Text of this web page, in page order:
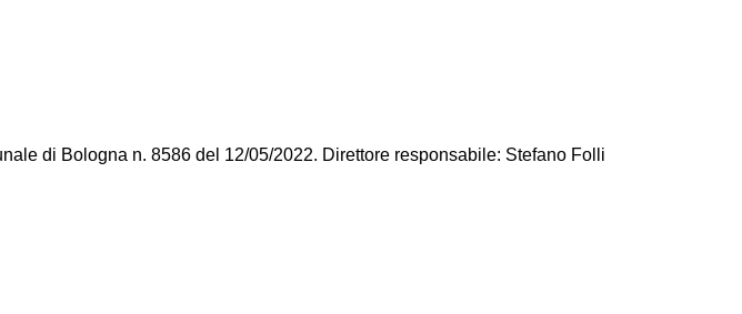
di Bologna n. 8586 del 12/05/2022. Direttore responsabile: Stefano Folli